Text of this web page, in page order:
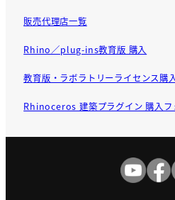
販売代理店一覧
Rhino／plug-ins教育版 購入
教育版・ラボラトリーライセンス購
Rhinoceros 建築プラグイン 購入フ